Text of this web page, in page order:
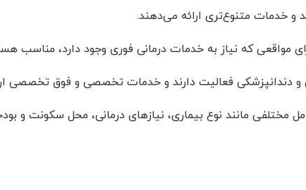
و خدمات متنوع‌تری ارائه می‌دهند.
مواقعی که نیاز به خدمات درمانی فوری وجود دارد، مناسب
دندانپزشکی فعالیت دارند و خدمات تخصصی و فوق تخصصی
مختلفی مانند نوع بیماری، نیازهای درمانی، محل سکونت و